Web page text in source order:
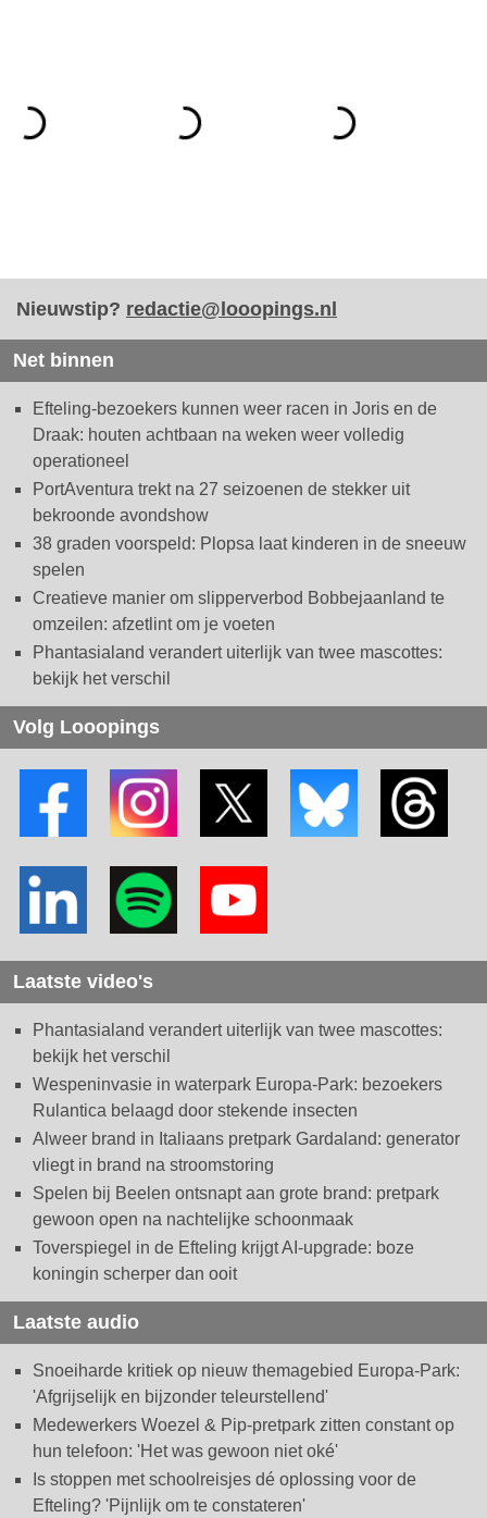
Nieuwstip? redactie@looopings.nl
Net binnen
Efteling-bezoekers kunnen weer racen in Joris en de
Draak: houten achtbaan na weken weer volledig
operationeel
PortAventura trekt na 27 seizoenen de stekker uit
bekroonde avondshow
38 graden voorspeld: Plopsa laat kinderen in de sneeuw
spelen
Creatieve manier om slipperverbod Bobbejaanland te
omzeilen: afzetlint om je voeten
Phantasialand verandert uiterlijk van twee mascottes:
bekijk het verschil
Volg Looopings
Laatste video's
Phantasialand verandert uiterlijk van twee mascottes:
bekijk het verschil
Wespeninvasie in waterpark Europa-Park: bezoekers
Rulantica belaagd door stekende insecten
Alweer brand in Italiaans pretpark Gardaland: generator
vliegt in brand na stroomstoring
Spelen bij Beelen ontsnapt aan grote brand: pretpark
gewoon open na nachtelijke schoonmaak
Toverspiegel in de Efteling krijgt AI-upgrade: boze
koningin scherper dan ooit
Laatste audio
Snoeiharde kritiek op nieuw themagebied Europa-Park:
'Afgrijselijk en bijzonder teleurstellend'
Medewerkers Woezel & Pip-pretpark zitten constant op
hun telefoon: 'Het was gewoon niet oké'
Is stoppen met schoolreisjes dé oplossing voor de
Efteling? 'Pijnlijk om te constateren'